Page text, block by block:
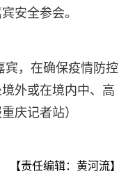
安全参会。
宾，在确保疫情防控
外或在境内中、高
庆记者站）
【责任编辑：黄河流】